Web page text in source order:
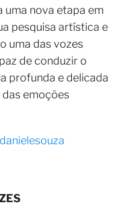
uma nova etapa em
pesquisa artística e
uma das vozes
de conduzir o
profunda e delicada
emoções